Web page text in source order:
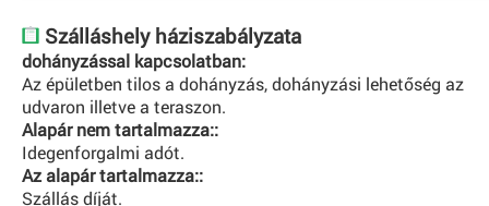
Szálláshely háziszabályzata
dohányzással kapcsolatban:
Az épületben tilos a dohányzás, dohányzási lehetőség az
udvaron illetve a teraszon.
Alapár nem tartalmazza::
Idegenforgalmi adót.
Az alapár tartalmazza::
Szállás díját.